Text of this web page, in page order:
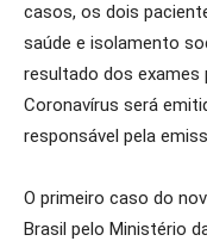
casos, os dois
saúde e isolamento
resultado dos exames
Coronavírus será
responsável pela
O primeiro caso do
Brasil pelo Ministério